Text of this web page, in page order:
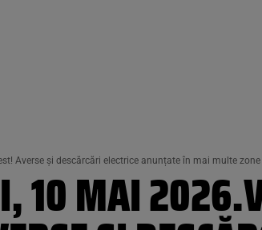
Averse și descărcări electrice anunțate în mai multe
10 MAI